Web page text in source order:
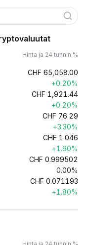
Hinta ja 24 tunnin %
CHF 65,058.00
+0.20%
CHF 1,921.44
+0.20%
CHF 76.29
+3.30%
CHF 1.046
+1.90%
CHF 0.999502
0.00%
CHF 0.071193
+1.80%